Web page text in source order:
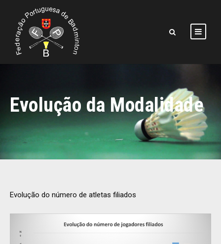
Evolução da Modalidade
Evolução do número de atletas filiados